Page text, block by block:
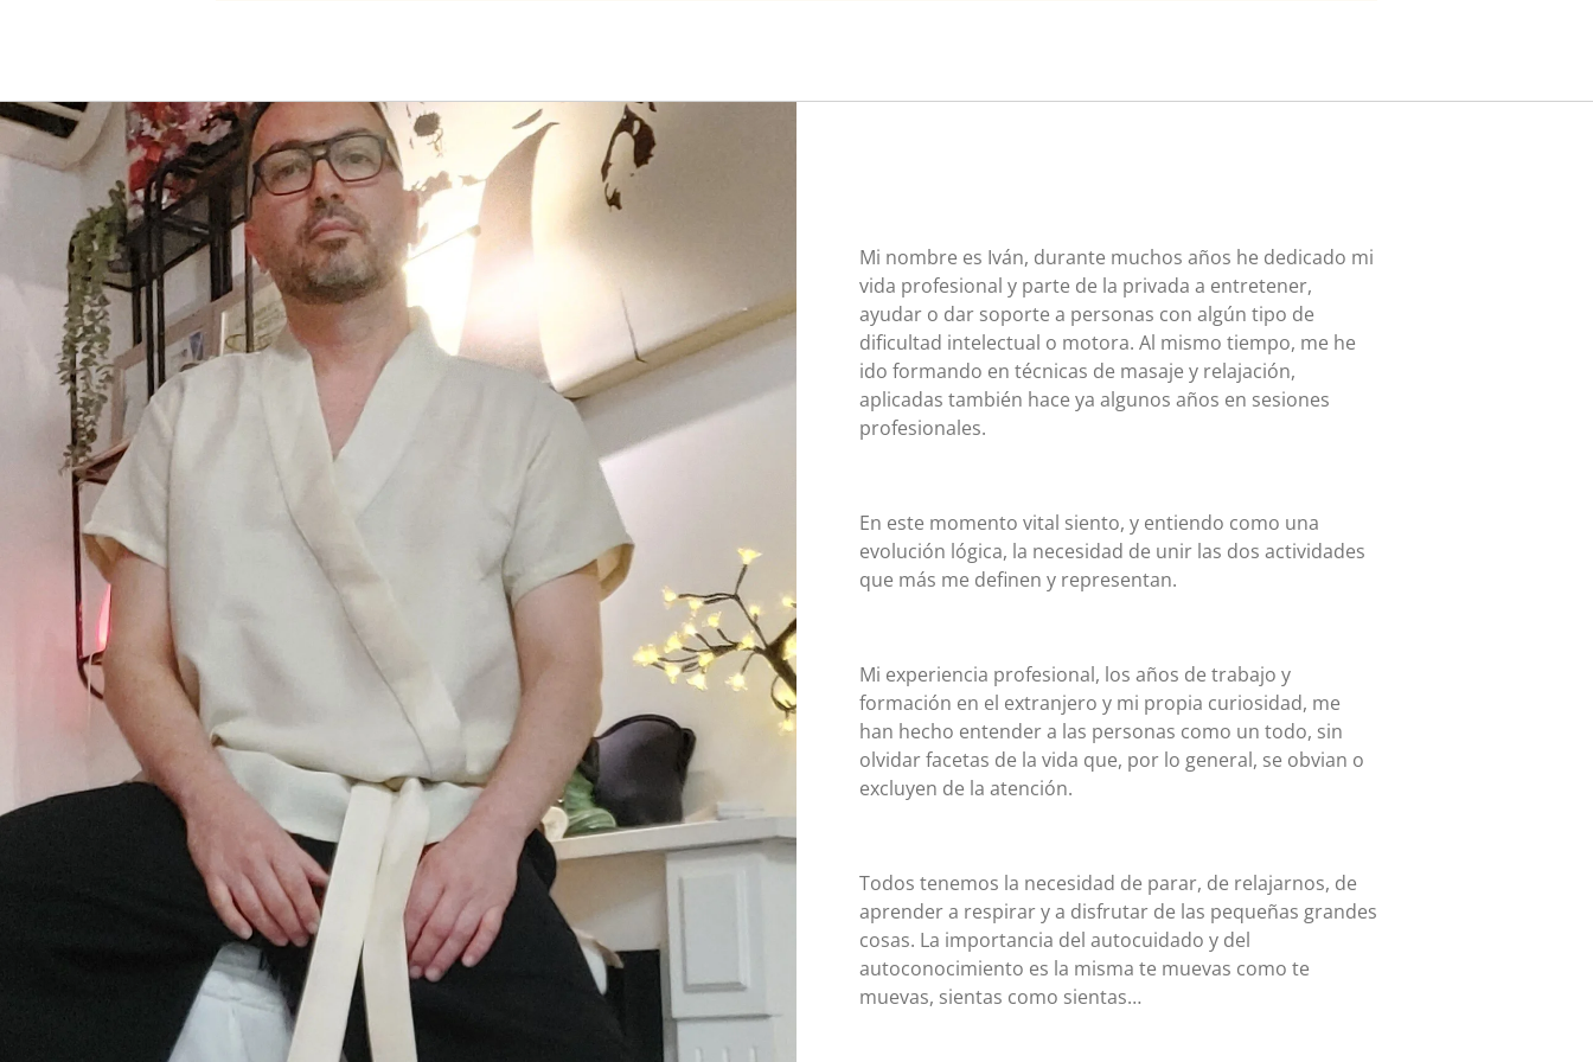
Mi nombre es Iván, durante muchos años he dedicado mi
vida profesional y parte de la privada a entretener,
ayudar o dar soporte a personas con algún tipo de
dificultad intelectual o motora. Al mismo tiempo, me he
ido formando en técnicas de masaje y relajación,
aplicadas también hace ya algunos años en sesiones
profesionales.
En este momento vital siento, y entiendo como una
evolución lógica, la necesidad de unir las dos actividades
que más me definen y representan.
Mi experiencia profesional, los años de trabajo y
formación en el extranjero y mi propia curiosidad, me
han hecho entender a las personas como un todo, sin
olvidar facetas de la vida que, por lo general, se obvian o
excluyen de la atención.
Todos tenemos la necesidad de parar, de relajarnos, de
aprender a respirar y a disfrutar de las pequeñas grandes
cosas. La importancia del autocuidado y del
autoconocimiento es la misma te muevas como te
muevas, sientas como sientas…